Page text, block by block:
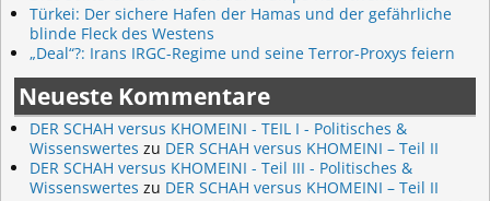
Türkei: Der sichere Hafen der Hamas und der gefährliche
blinde Fleck des Westens
„Deal“?: Irans IRGC-Regime und seine Terror-Proxys feiern
Neueste Kommentare
DER SCHAH versus KHOMEINI - TEIL I - Politisches &
Wissenswertes zu DER SCHAH versus KHOMEINI – Teil II
DER SCHAH versus KHOMEINI - Teil III - Politisches &
Wissenswertes zu DER SCHAH versus KHOMEINI – Teil II